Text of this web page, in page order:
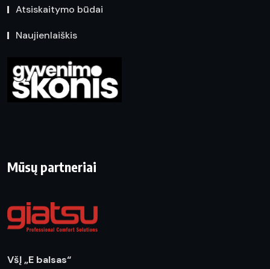
Atsiskaitymo būdai
Naujienlaiškis
Mūsų partneriai
VšĮ „E balsas“